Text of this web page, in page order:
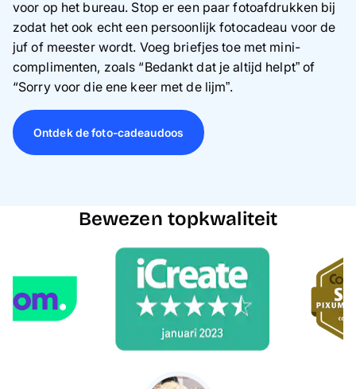
voor op het bureau. Stop er een paar fotoafdrukken bij
zodat het ook echt een persoonlijk fotocadeau voor de
juf of meester wordt. Voeg briefjes toe met mini-
complimenten, zoals “Bedankt dat je altijd helpt” of
“Sorry voor die ene keer met de lijm”.
Ontdek de foto-cadeaudoos
Bewezen topkwaliteit